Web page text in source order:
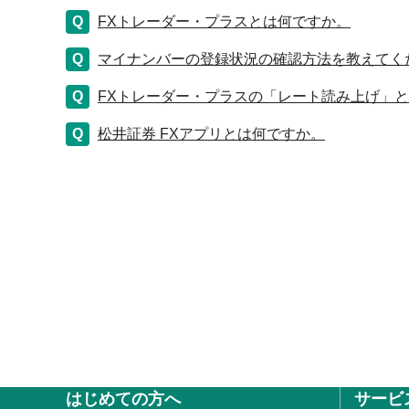
FXトレーダー・プラスとは何ですか。
マイナンバーの登録状況の確認方法を教えてく
FXトレーダー・プラスの「レート読み上げ」と
松井証券 FXアプリとは何ですか。
はじめての方へ サービ